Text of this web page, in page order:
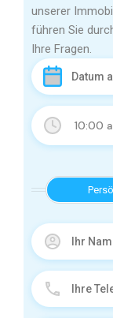
10:00
unserer
führen Sie
Ihre Fragen.